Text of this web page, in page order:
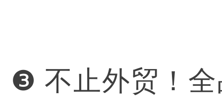
❸ 不止外贸！全